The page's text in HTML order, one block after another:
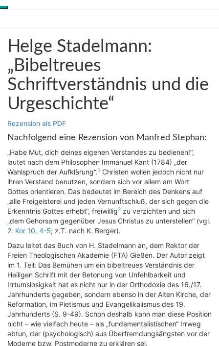
Toggle
Wissenschaft aus
Schöpfungsperspektive
Helge
Stadelmann:
„Bibeltreues
Schriftverständnis
und
die
Urgeschichte“
Helge Stadelmann:
„Bibeltreues
Schriftverständnis und die
Urgeschichte“
Rezension als PDF
Nachfolgend eine Rezension von Manfred Stephan:
„Habe Mut, dich deines eigenen Verstandes zu bedienen!“,
lautet nach dem Philosophen Immanuel Kant (1784) „der
Wahlspruch der Aufklärung“.1 Christen wollen jedoch nicht nur
ihren Verstand benutzen, sondern sich vor allem am Wort
Gottes orientieren. Das bedeutet im Bereich des Denkens auf
„alle Freigeisterei und jeden Vernunftschluß, der sich gegen die
Erkenntnis Gottes erhebt“, freiwillig2 zu verzichten und sich
„dem Gehorsam gegenüber Jesus Christus zu unterstellen“ (vgl.
2. Kor 10, 4-5; z.T. nach K. Berger).
Dazu leitet das Buch von H. Stadelmann an, dem Rektor der
Freien Theologischen Akademie (FTA) Gießen. Der Autor zeigt
im 1. Teil: Das Bemühen um ein bibeltreues Verständnis der
Heiligen Schrift mit der Betonung von Unfehlbarkeit und
Irrtumslosigkeit hat es nicht nur in der Orthodoxie des 16./17.
Jahrhunderts gegeben, sondern ebenso in der Alten Kirche, der
Reformation, im Pietismus und Evangelikalismus des 19.
Jahrhunderts (S. 9-49). Schon deshalb kann man diese Position
nicht – wie vielfach heute – als „fundamentalistischen“ Irrweg
abtun, der (psychologisch) aus Überfremdungsängsten vor der
Moderne bzw. Postmoderne zu erklären sei.